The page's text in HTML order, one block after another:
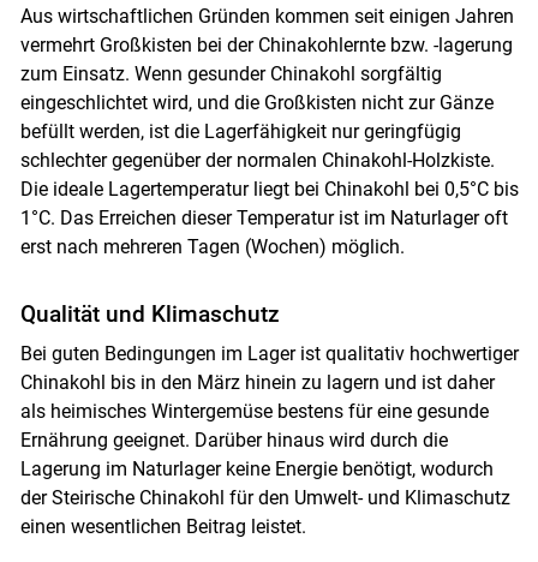
Aus wirtschaftlichen Gründen kommen seit einigen Jahren
vermehrt Großkisten bei der Chinakohlernte bzw. -lagerung
zum Einsatz. Wenn gesunder Chinakohl sorgfältig
eingeschlichtet wird, und die Großkisten nicht zur Gänze
befüllt werden, ist die Lagerfähigkeit nur geringfügig
schlechter gegenüber der normalen Chinakohl-Holzkiste.
Die ideale Lagertemperatur liegt bei Chinakohl bei 0,5°C bis
1°C. Das Erreichen dieser Temperatur ist im Naturlager oft
erst nach mehreren Tagen (Wochen) möglich.
Qualität und Klimaschutz
Bei guten Bedingungen im Lager ist qualitativ hochwertiger
Chinakohl bis in den März hinein zu lagern und ist daher
als heimisches Wintergemüse bestens für eine gesunde
Ernährung geeignet. Darüber hinaus wird durch die
Lagerung im Naturlager keine Energie benötigt, wodurch
der Steirische Chinakohl für den Umwelt- und Klimaschutz
einen wesentlichen Beitrag leistet.